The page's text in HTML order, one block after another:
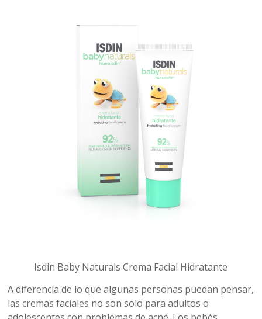
Isdin Baby Naturals Crema Facial Hidratante
A diferencia de lo que algunas personas puedan pensar,
las cremas faciales no son solo para adultos o